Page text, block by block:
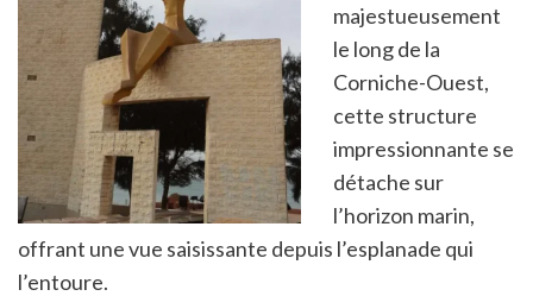
majestueusement
le long de la
Corniche-Ouest,
cette structure
impressionnante se
détache sur
l’horizon marin,
offrant une vue saisissante depuis l’esplanade qui
l’entoure.